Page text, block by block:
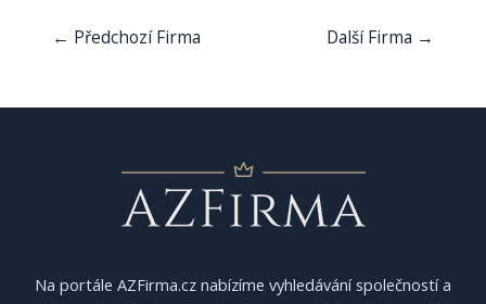
Navigace
← Předchozí Firma Další Firma →
Na portále AZFirma.cz nabízíme vyhledávání společností a